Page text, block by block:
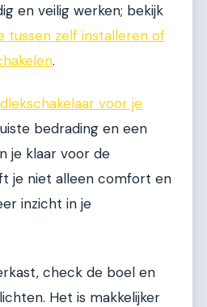
en veilig werken; bekijk
tussen zelf installeren of
.
voor je
bedrading en een
je klaar voor de
je niet alleen comfort en
inzicht in je
check de boel en
Het is makkelijker